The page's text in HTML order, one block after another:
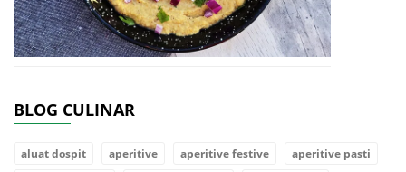
BLOG CULINAR
aluat dospit aperitive aperitive festive
aperitive pasti